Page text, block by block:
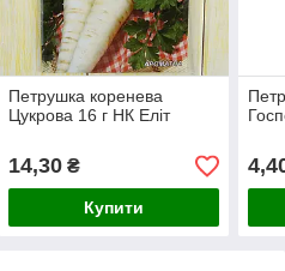
Петрушка коренева
Цукрова 16 г НК Еліт
14,30₴
Купити